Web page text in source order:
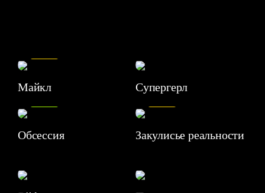
Майкл Супергерл
Обсессия
7.1
Закулисье реальности